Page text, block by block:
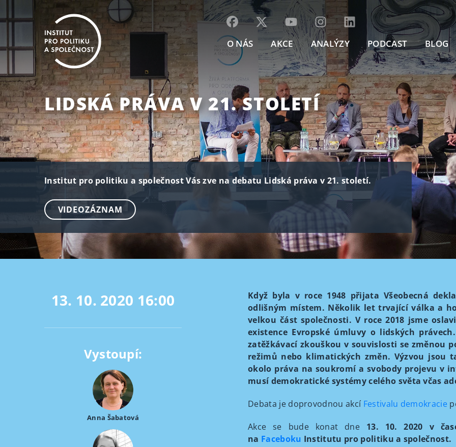
O NÁS AKCE ANALÝZY PODCAST BLOG
LIDSKÁ PRÁVA V 21. STOLETÍ
Institut pro politiku a společnost Vás zve na debatu Lidská práva v 21. století.
VIDEOZÁZNAM
13. 10. 2020 16:00
Vystoupí:
Anna Šabatová
Když byla v roce 1948 přijata Všeobecná
odlišným místem. Několik let trvající válka a
velkou část společnosti. V roce 2018 jsme
existence Evropské úmluvy o lidských
zatěžkávací zkouškou v souvislosti se změnou
režimů nebo klimatických změn. Výzvou jsou
okolo práva na soukromí a svobody projevu v
musí demokratické systémy celého světa včas
Debata je doprovodnou akcí Festivalu demokracie
Akce se bude konat dne 13. 10. 2020 v
na Faceboku Institutu pro politiku a společnost.